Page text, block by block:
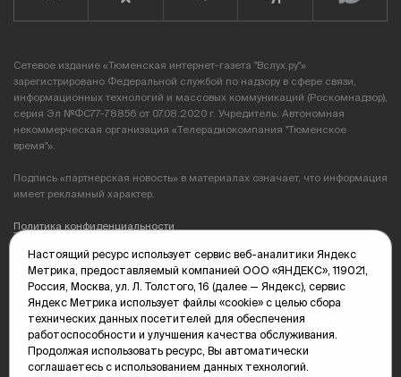
Сетевое издание «Тюменская интернет-газета "Вслух.ру"»
зарегистрировано Федеральной службой по надзору в сфере связи,
информационных технологий и массовых коммуникаций (Роскомнадзор),
серия Эл №ФС77-78856 от 07.08.2020 г. Учредитель: Автономная
некоммерческая организация «Телерадиокомпания "Тюменское
время"».
Подпись «партнерская новость» в материалах означает, что информация
имеет рекламный характер.
Политика конфиденциальности
Редакция: 625035, Тюмень, пр. Геологоразведчиков, 28А
(3452) 68-89-05
edit@vsluh.ru
Главный редактор: Панкина Т.Ю.
kika@vsluh.ru
По вопросам рекламы:
Настоящий ресурс использует сервис веб-аналитики Яндекс
Метрика, предоставляемый компанией ООО «ЯНДЕКС», 119021,
Россия, Москва, ул. Л. Толстого, 16 (далее — Яндекс), сервис
Яндекс Метрика использует файлы «cookie» с целью сбора
технических данных посетителей для обеспечения
работоспособности и улучшения качества обслуживания.
Продолжая использовать ресурс, Вы автоматически
соглашаетесь с использованием данных технологий.